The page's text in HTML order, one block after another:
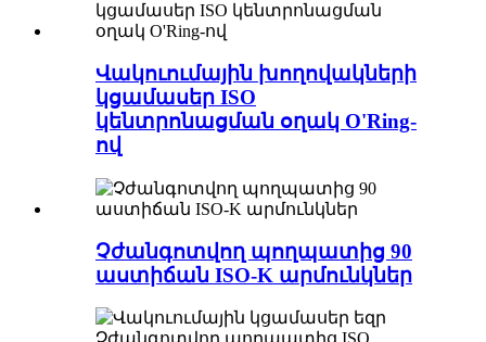
Վակուումային խողովակների
կցամասեր ISO
կենտրոնացման օղակ O'Ring-
ով
Չժանգոտվող պողպատից 90
աստիճան ISO-K արմունկներ